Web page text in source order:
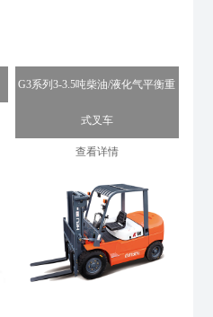
G3系列3-3.5吨柴油/液化气平衡重
式叉车
查看详情